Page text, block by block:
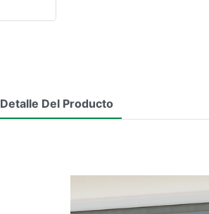
Detalle Del Producto